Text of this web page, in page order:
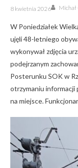
Posted
on
8 kwietnia 2026 Author
W Poniedziałek
ujęli 48-letniego
wykonywał zdjęcia
podejrzanym
Posterunku SOK w
otrzymaniu informacji
na miejsce.